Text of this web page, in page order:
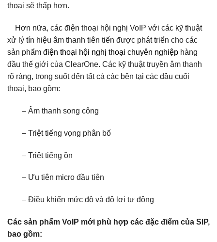
thoại sẽ thấp hơn.
Hơn nữa, các điện thoại hội nghị VoIP với các kỹ thuật
xử lý tín hiệu âm thanh tiên tiến được phát triển cho các
sản phẩm điện thoại hội nghị thoại chuyên nghiệp hàng
đầu thế giới của ClearOne. Các kỹ thuật truyền âm thanh
rõ ràng, trong suốt đến tất cả các bên tại các đầu cuối
thoại, bao gồm:
– Âm thanh song công
– Triệt tiếng vọng phân bố
– Triệt tiếng ồn
– Ưu tiên micro đầu tiên
– Điều khiển mức độ và độ lợi tự động
Các sản phẩm VoIP mới phù hợp các đặc điểm của SIP,
bao gồm: